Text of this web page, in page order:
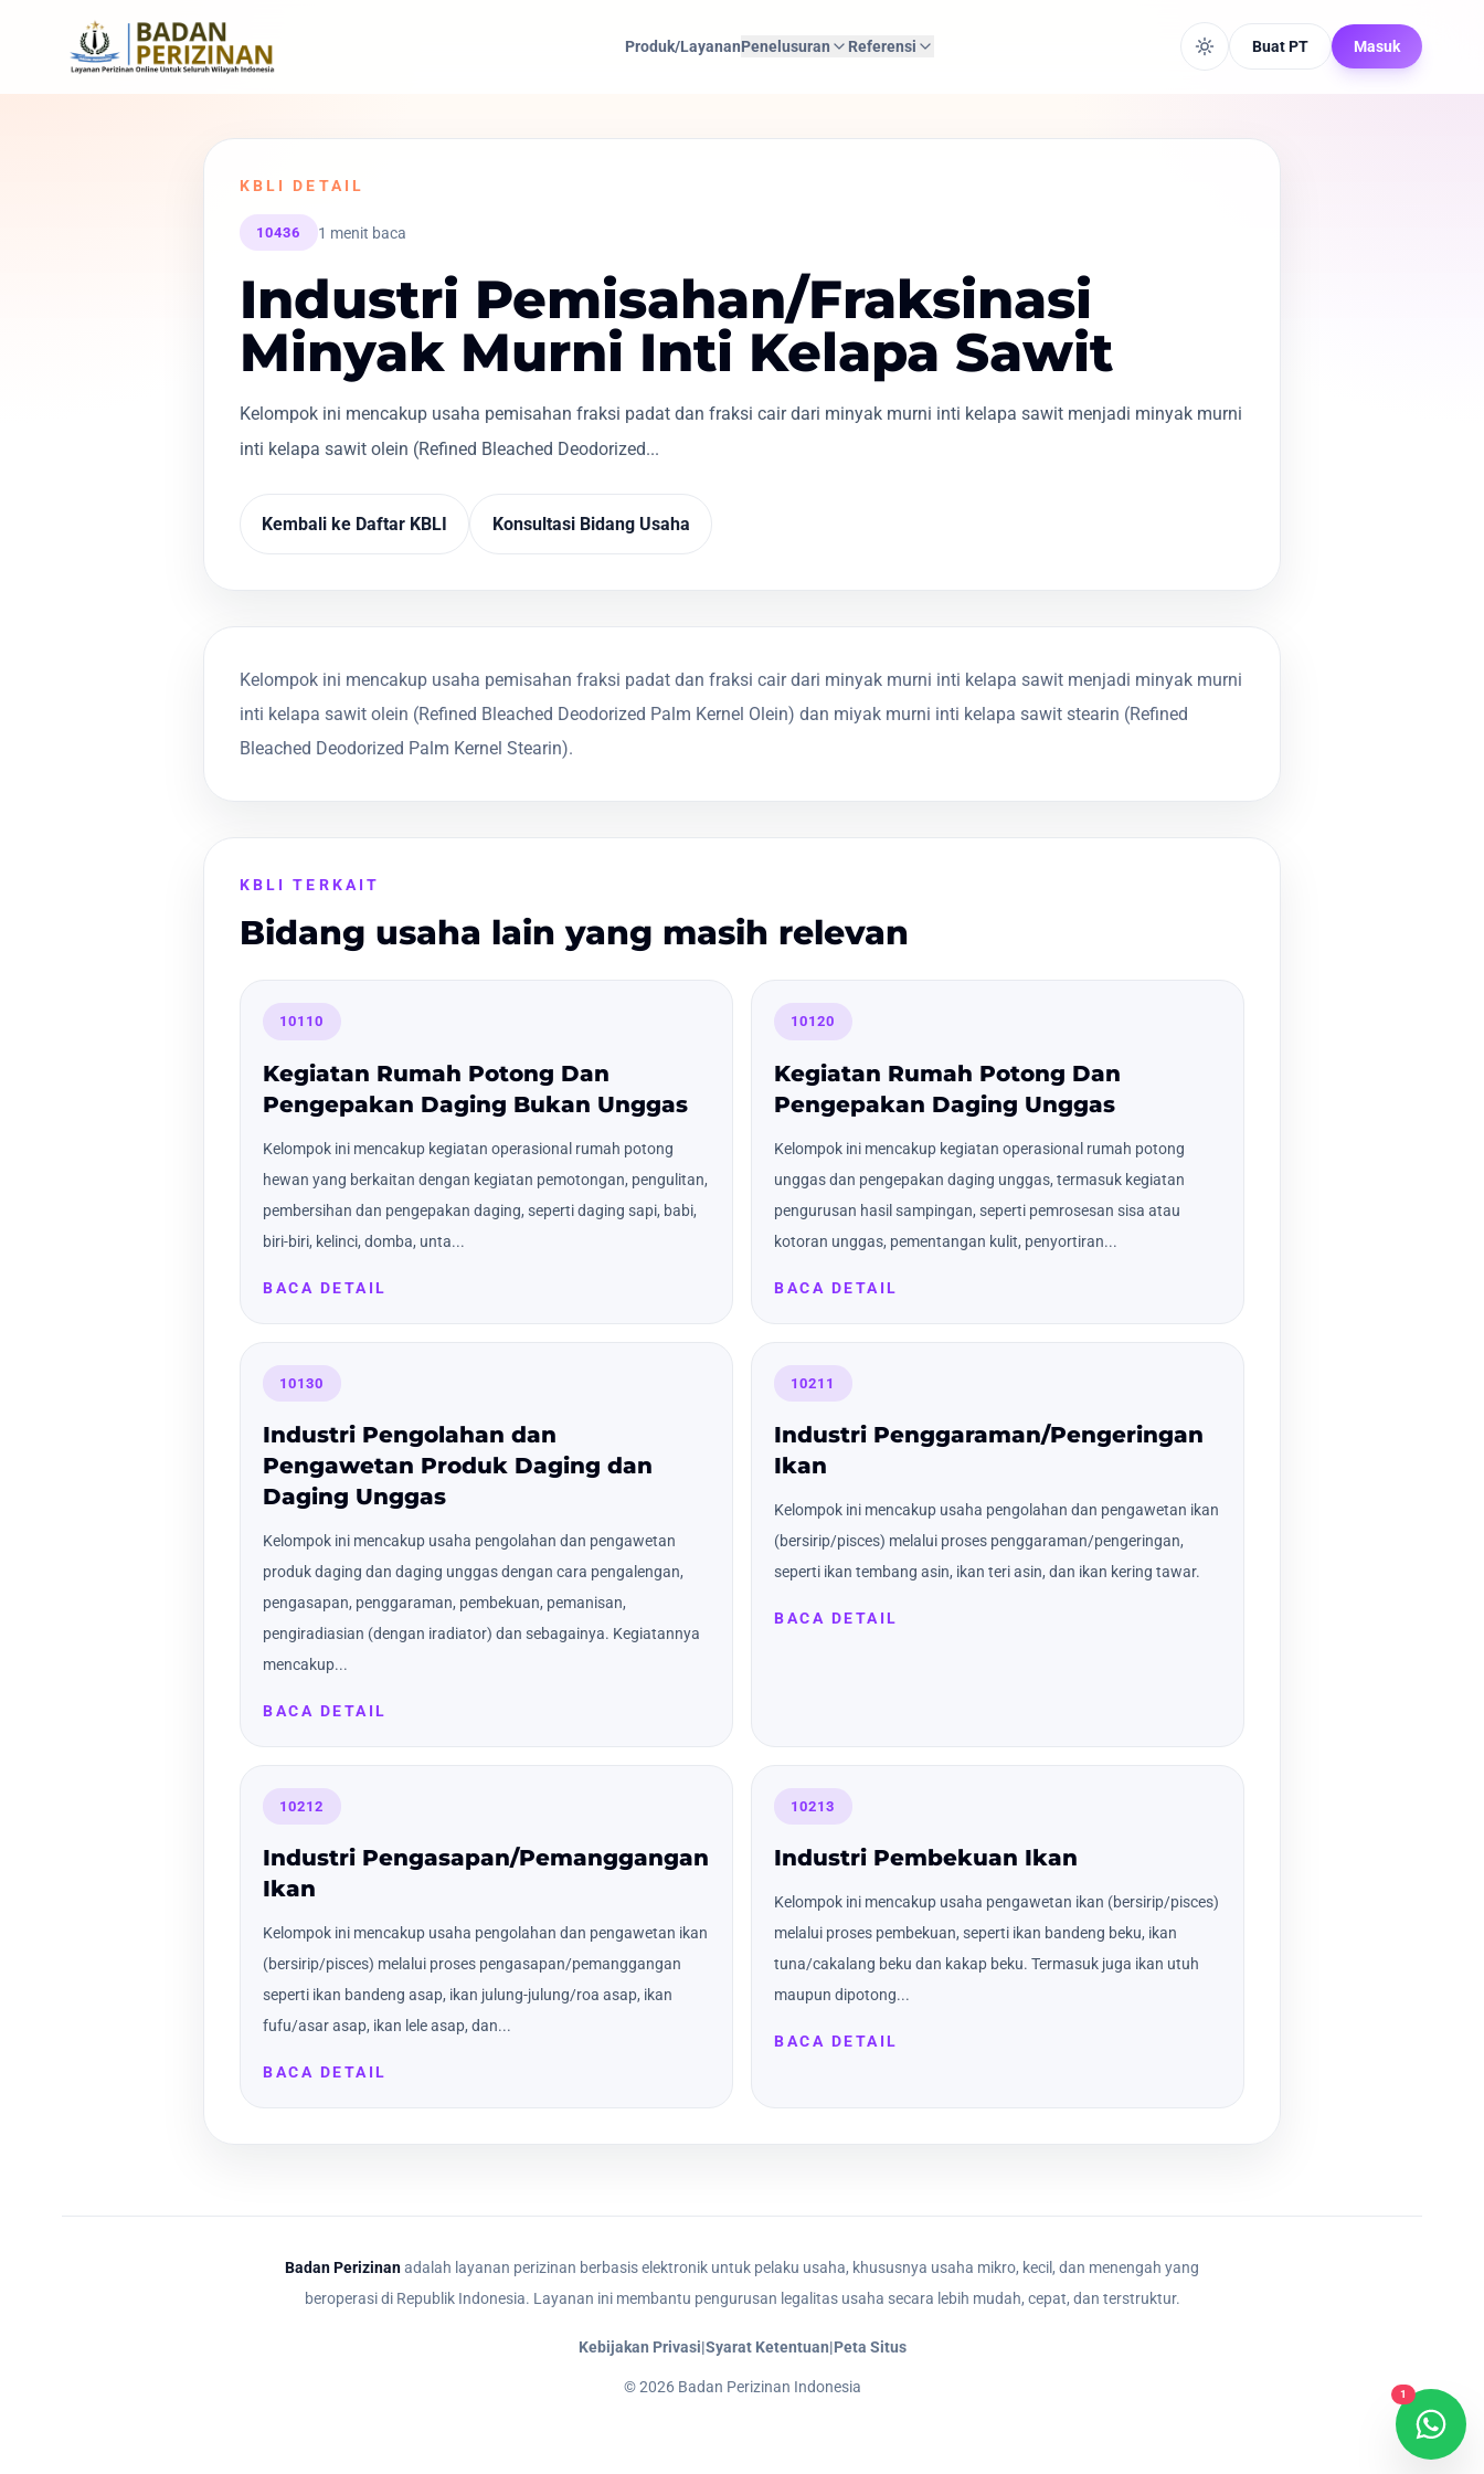
Produk/LayananPenelusuran Referensi Buat PT Masuk
KBLI DETAIL
10436 1 menit baca
Industri Pemisahan/Fraksinasi
Minyak Murni Inti Kelapa Sawit
Kelompok ini mencakup usaha pemisahan fraksi padat dan fraksi cair dari minyak murni inti kelapa sawit menjadi minyak murni
inti kelapa sawit olein (Refined Bleached Deodorized...
Kembali ke Daftar KBLI Konsultasi Bidang Usaha
Kelompok ini mencakup usaha pemisahan fraksi padat dan fraksi cair dari minyak murni inti kelapa sawit menjadi minyak murni
inti kelapa sawit olein (Refined Bleached Deodorized Palm Kernel Olein) dan miyak murni inti kelapa sawit stearin (Refined
Bleached Deodorized Palm Kernel Stearin).
KBLI TERKAIT
Bidang usaha lain yang masih relevan
10110
Kegiatan Rumah Potong Dan
Pengepakan Daging Bukan Unggas
Kelompok ini mencakup kegiatan operasional rumah potong
hewan yang berkaitan dengan kegiatan pemotongan, pengulitan,
pembersihan dan pengepakan daging, seperti daging sapi, babi,
biri-biri, kelinci, domba, unta...
BACA DETAIL
10120
Kegiatan Rumah Potong Dan
Pengepakan Daging Unggas
Kelompok ini mencakup kegiatan operasional rumah potong
unggas dan pengepakan daging unggas, termasuk kegiatan
pengurusan hasil sampingan, seperti pemrosesan sisa atau
kotoran unggas, pementangan kulit, penyortiran...
BACA DETAIL
10130
Industri Pengolahan dan
Pengawetan Produk Daging dan
Daging Unggas
Kelompok ini mencakup usaha pengolahan dan pengawetan
produk daging dan daging unggas dengan cara pengalengan,
pengasapan, penggaraman, pembekuan, pemanisan,
pengiradiasian (dengan iradiator) dan sebagainya. Kegiatannya
mencakup...
BACA DETAIL
10211
Industri Penggaraman/Pengeringan
Ikan
Kelompok ini mencakup usaha pengolahan dan pengawetan ikan
(bersirip/pisces) melalui proses penggaraman/pengeringan,
seperti ikan tembang asin, ikan teri asin, dan ikan kering tawar.
BACA DETAIL
10212
Industri Pengasapan/Pemanggangan
Ikan
Kelompok ini mencakup usaha pengolahan dan pengawetan ikan
(bersirip/pisces) melalui proses pengasapan/pemanggangan
seperti ikan bandeng asap, ikan julung-julung/roa asap, ikan
fufu/asar asap, ikan lele asap, dan...
BACA DETAIL
10213
Industri Pembekuan Ikan
Kelompok ini mencakup usaha pengawetan ikan (bersirip/pisces)
melalui proses pembekuan, seperti ikan bandeng beku, ikan
tuna/cakalang beku dan kakap beku. Termasuk juga ikan utuh
maupun dipotong...
BACA DETAIL
Badan Perizinanadalah layanan perizinan berbasis elektronik untuk pelaku usaha, khususnya usaha mikro, kecil, dan menengah yang
beroperasi di Republik Indonesia. Layanan ini membantu pengurusan legalitas usaha secara lebih mudah, cepat, dan terstruktur.
Kebijakan Privasi|Syarat Ketentuan|Peta Situs
©2026Badan Perizinan Indonesia 1